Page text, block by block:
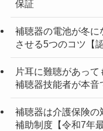
保証
補聴器の電池が冬に
させる5つのコツ【
片耳に難聴があっ
補聴器技能者が本音
補聴器は介護保険の
補助制度【令和7年最